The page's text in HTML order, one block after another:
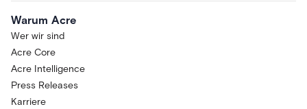
Warum Acre
Wer wir sind
Acre Core
Acre Intelligence
Press Releases
Karriere